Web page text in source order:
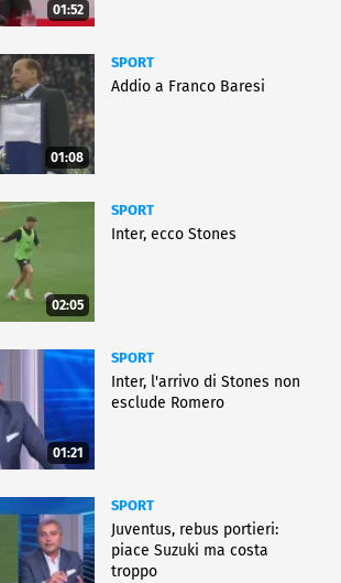
01:52
01:08
SPORT
Addio a Franco Baresi
02:05
SPORT
Inter, ecco Stones
01:21
SPORT
Inter, l'arrivo di Stones non
esclude Romero
SPORT
Juventus, rebus portieri:
piace Suzuki ma costa
troppo